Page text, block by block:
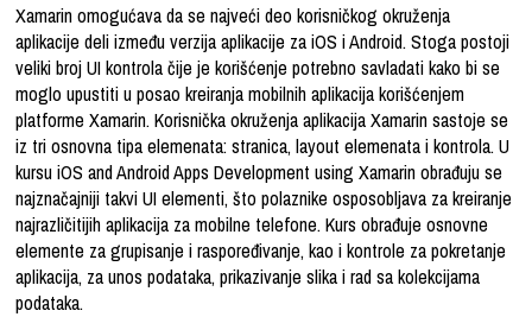
Xamarin omogućava da se najveći deo korisničkog okruženja
aplikacije deli između verzija aplikacije za iOS i Android. Stoga postoji
veliki broj UI kontrola čije je korišćenje potrebno savladati kako bi se
moglo upustiti u posao kreiranja mobilnih aplikacija korišćenjem
platforme Xamarin. Korisnička okruženja aplikacija Xamarin sastoje se
iz tri osnovna tipa elemenata: stranica, layout elemenata i kontrola. U
kursu iOS and Android Apps Development using Xamarin obrađuju se
najznačajniji takvi UI elementi, što polaznike osposobljava za kreiranje
najrazličitijih aplikacija za mobilne telefone. Kurs obrađuje osnovne
elemente za grupisanje i raspoređivanje, kao i kontrole za pokretanje
aplikacija, za unos podataka, prikazivanje slika i rad sa kolekcijama
podataka.